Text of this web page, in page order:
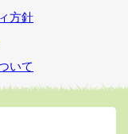
方針
いて